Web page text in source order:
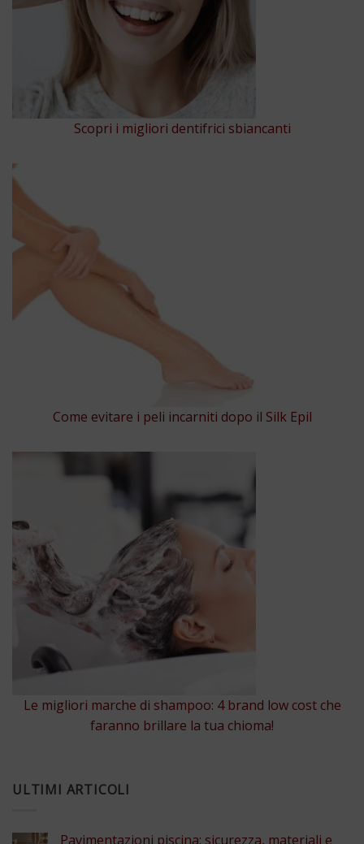
Scopri i migliori dentifrici sbiancanti
Come evitare i peli incarniti dopo il Silk Epil
Le migliori marche di shampoo: 4 brand low cost che
faranno brillare la tua chioma!
ULTIMI ARTICOLI
Pavimentazioni piscina: sicurezza, materiali e